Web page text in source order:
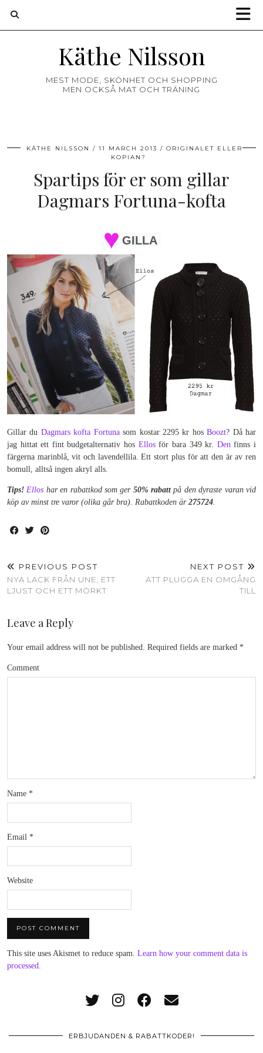
Käthe Nilsson
MEST MODE, SKÖNHET OCH SHOPPING
MEN OCKSÅ MAT OCH TRÄNING
KÄTHE NILSSON 11 MARCH 2013
ORIGINALET ELLER
KOPIAN?
Spartips för er som gillar
Dagmars Fortuna-kofta
GILLA
Gillar du Dagmars kofta Fortunasom kostar 2295 kr hosBoozt? Då har
jag hittat ett fint budgetalternativ hos Ellosför bara 349 kr. Denfinns i
färgerna marinblå, vit och lavendellila. Ett stort plus för att den är av ren
bomull, alltså ingen akryl alls.
Tips! Ellos har en rabattkod som ger 50% rabattpå den dyraste varan vid
köp av minst tre varor (olika går bra). Rabattkoden är 275724.
PREVIOUS POST
NYA LACK FRÅN UNE, ETT
LJUST OCH ETT MÖRKT
NEXT POST
ATT PLUGGA EN OMGÅNG
TILL
Leave a Reply
Your email address will not be published. Required fields are marked *
Comment
Name *
Email *
Website
This site uses Akismet to reduce spam. Learn how your comment data is
processed.
ERBJUDANDEN & RABATTKODER!